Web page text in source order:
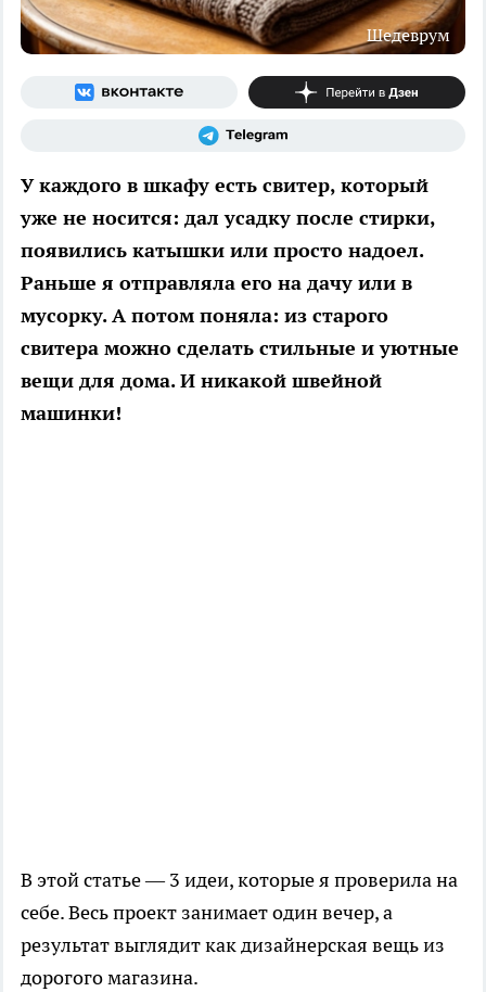
Шедеврум
У каждого в шкафу есть свитер, который
уже не носится: дал усадку после стирки,
появились катышки или просто надоел.
Раньше я отправляла его на дачу или в
мусорку. А потом поняла: из старого
свитера можно сделать стильные и уютные
вещи для дома. И никакой швейной
машинки!
В этой статье — 3 идеи, которые я проверила на
себе. Весь проект занимает один вечер, а
результат выглядит как дизайнерская вещь из
дорогого магазина.